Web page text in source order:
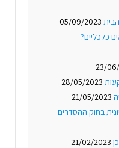
05/09/2023
כלכליים?
23/
28/05/2023
21/05/2023
בחוק ההסדרים
21/02/2023